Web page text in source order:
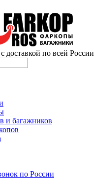
доставкой по всей России
и багажников
по России